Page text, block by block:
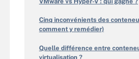
Cinq inconvénients des
comment y remédier)
Quelle différence entre
virtualisation ?